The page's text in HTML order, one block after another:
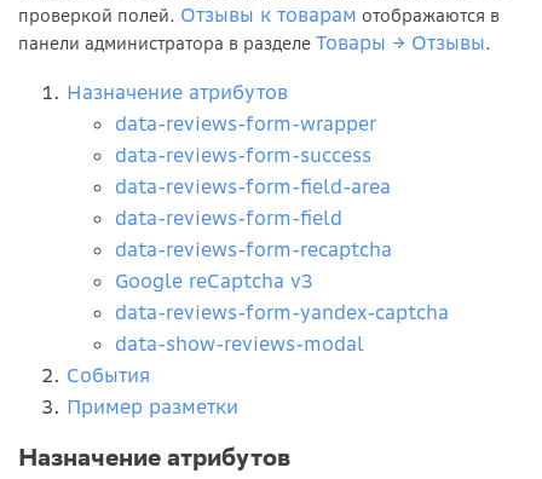
проверкой полей. Отзывы к товарам отображаются в
панели администратора в разделе Товары → Отзывы.
Назначение атрибутов
data-reviews-form-wrapper
data-reviews-form-success
data-reviews-form-field-area
data-reviews-form-field
data-reviews-form-recaptcha
Google reCaptcha v3
data-reviews-form-yandex-captcha
data-show-reviews-modal
События
Пример разметки
Назначение атрибутов